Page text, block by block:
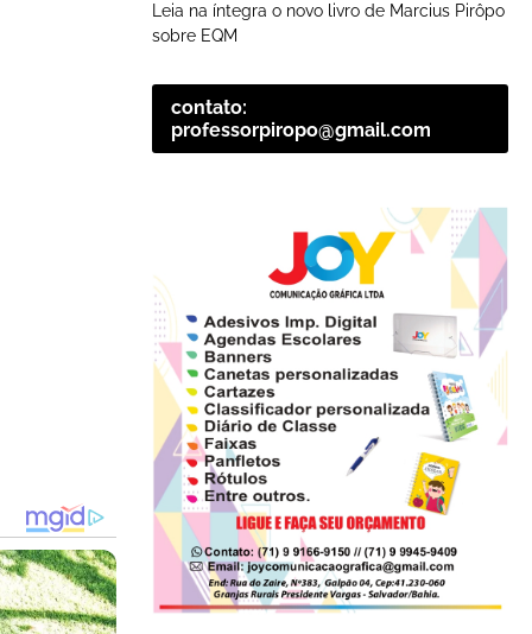
Leia na íntegra o novo livro de Marcius Pirôpo
sobre EQM
contato:
professorpiropo@gmail.com